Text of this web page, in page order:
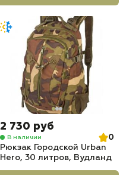
2 730 руб
В наличии
0
Рюкзак Городской Urban
Hero, 30 литров, Вудланд